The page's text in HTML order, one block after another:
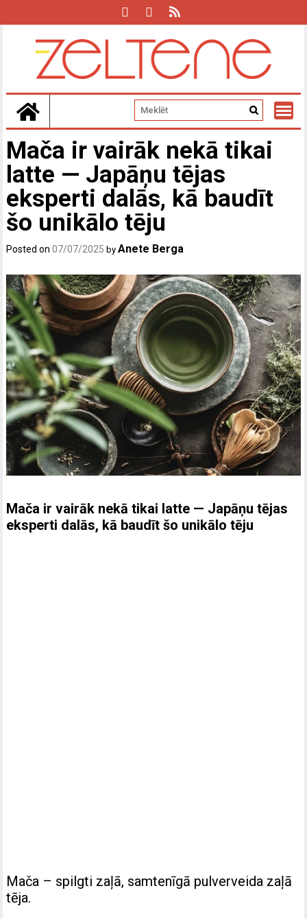
Mača ir vairāk nekā tikai
latte — Japāņu tējas
eksperti dalās, kā baudīt
šo unikālo tēju
Posted on07/07/2025 byAnete Berga
Mača ir vairāk nekā tikai latte — Japāņu tējas
eksperti dalās, kā baudīt šo unikālo tēju
Mača – spilgti zaļā, samtenīgā pulverveida zaļā
tēja.